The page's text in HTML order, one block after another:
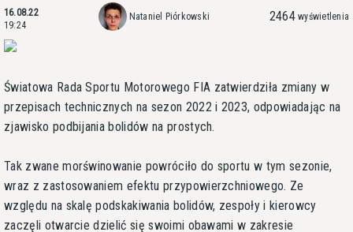
16.08.22
19:24
Nataniel Piórkowski 2464 wyświetlenia
Światowa Rada Sportu Motorowego FIA zatwierdziła zmiany w
przepisach technicznych na sezon 2022 i 2023, odpowiadając na
zjawisko podbijania bolidów na prostych.
Tak zwane morświnowanie powróciło do sportu w tym sezonie,
wraz z zastosowaniem efektu przypowierzchniowego. Ze
względu na skalę podskakiwania bolidów, zespoły i kierowcy
zaczęli otwarcie dzielić się swoimi obawami w zakresie